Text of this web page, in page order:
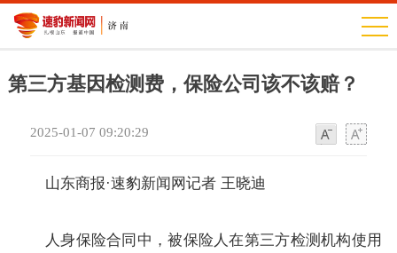
第三方基因检测费，保险公司该不该赔？
2025-01-07 09:20:29
山东商报·速豹新闻网记者 王晓迪
人身保险合同中，被保险人在第三方检测机构使用